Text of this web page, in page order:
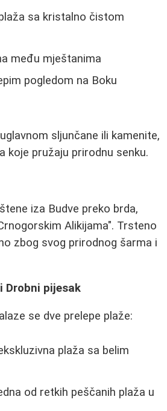
sa kristalno čistom
među mještanima
pogledom na Boku
sljunčane ili kamenite,
koje pružaju prirodnu senku.
iza Budve preko brda,
Alikijama". Trsteno
zbog svog prirodnog šarma i
Drobni pijesak
se dve prelepe plaže:
plaža sa belim
od retkih peščanih plaža u